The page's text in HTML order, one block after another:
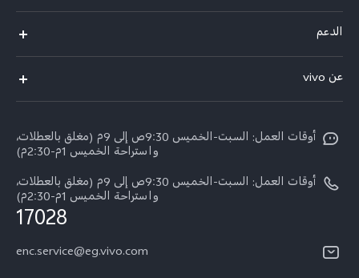
X300 FE
X300 Ultra
Y11d
V70 FE
Y31d
الدعم
Funtouch OS
مراكز الصيانة
أسعار قطع الغيار
إجراء حجز للإصلاح
عن vivo
الأخبار
ARABIC/العربية:
أوقات العمل: السبت-الخميس 9:30ص إلى 9م (مغلق بالعطلات،
واستراحة الخميس 1م-2:30م)
أوقات العمل: السبت-الخميس 9:30ص إلى 9م (مغلق بالعطلات،
واستراحة الخميس 1م-2:30م)
17028
enc.service@eg.vivo.com